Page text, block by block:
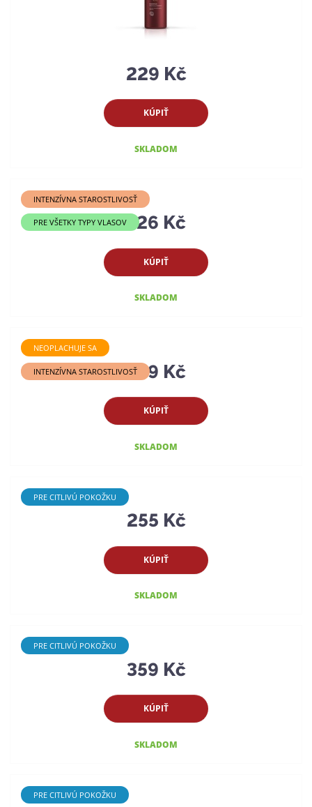
229 Kč
KÚPIŤ
SKLADOM
INTENZÍVNA STAROSTLIVOSŤ
PRE VŠETKY TYPY VLASOV326 Kč
KÚPIŤ
SKLADOM
NEOPLACHUJE SA
INTENZÍVNA STAROSTLIVOSŤ339 Kč
KÚPIŤ
SKLADOM
PRE CITLIVÚ POKOŽKU
255 Kč
KÚPIŤ
SKLADOM
PRE CITLIVÚ POKOŽKU
359 Kč
KÚPIŤ
SKLADOM
PRE CITLIVÚ POKOŽKU